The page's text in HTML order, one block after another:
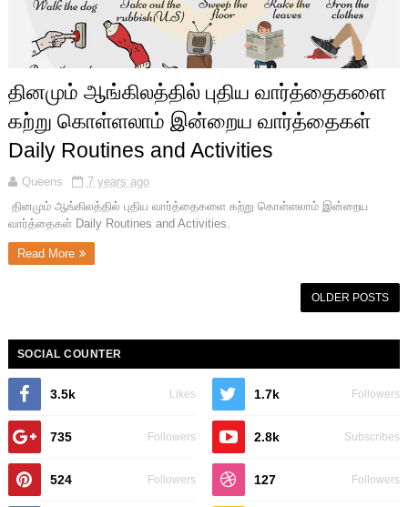
தினமும் ஆங்கிலத்தில் புதிய வார்த்தைகளை
கற்று கொள்ளலாம் இன்றைய வார்த்தைகள்
Daily Routines and Activities
Queens
7 years ago
தினமும் ஆங்கிலத்தில் புதிய வார்த்தைகளை கற்று கொள்ளலாம் இன்றைய
வார்த்தைகள் Daily Routines and Activities.
Read More
OLDER POSTS
SOCIAL COUNTER
3.5k Likes 1.7k Followers
735 Followers 2.8k Subscribes
524 Followers 127 Followers